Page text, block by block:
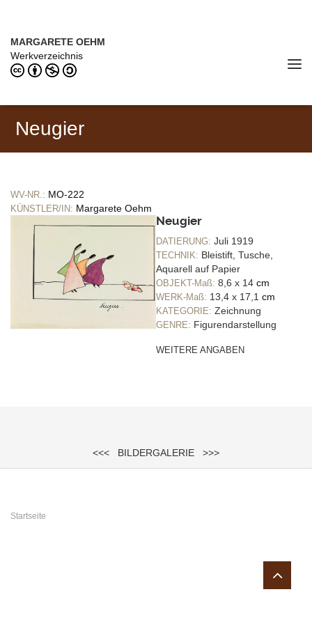
MARGARETE OEHM
Werkverzeichnis
Neugier
WV-NR.: MO-222
KÜNSTLER/IN: Margarete Oehm
Neugier
DATIERUNG: Juli 1919
TECHNIK: Bleistift, Tusche,
Aquarell auf Papier
OBJEKT-Maß: 8,6 x 14 cm
WERK-Maß: 13,4 x 17,1 cm
KATEGORIE: Zeichnung
GENRE: Figurendarstellung
WEITERE ANGABEN
<<< BILDERGALERIE >>>
Sie sind hier
Startseite